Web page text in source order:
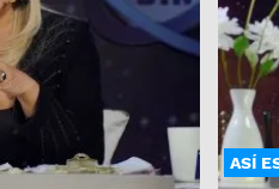
ASÍ